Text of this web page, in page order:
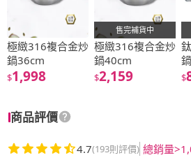
極緻316複合金炒
鍋36cm
$1,998
極緻316複合金炒
鍋40cm
$2,159
售完補貨中
$
商品評價
4.7(193則評價) 總銷量